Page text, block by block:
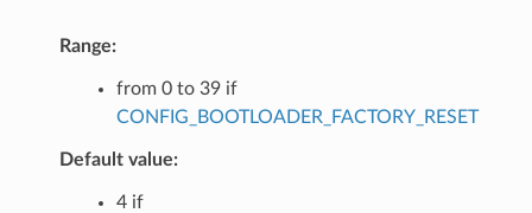
Range:
from 0 to 39 if
CONFIG_BOOTLOADER_FACTORY_RESET
Default value:
4 if